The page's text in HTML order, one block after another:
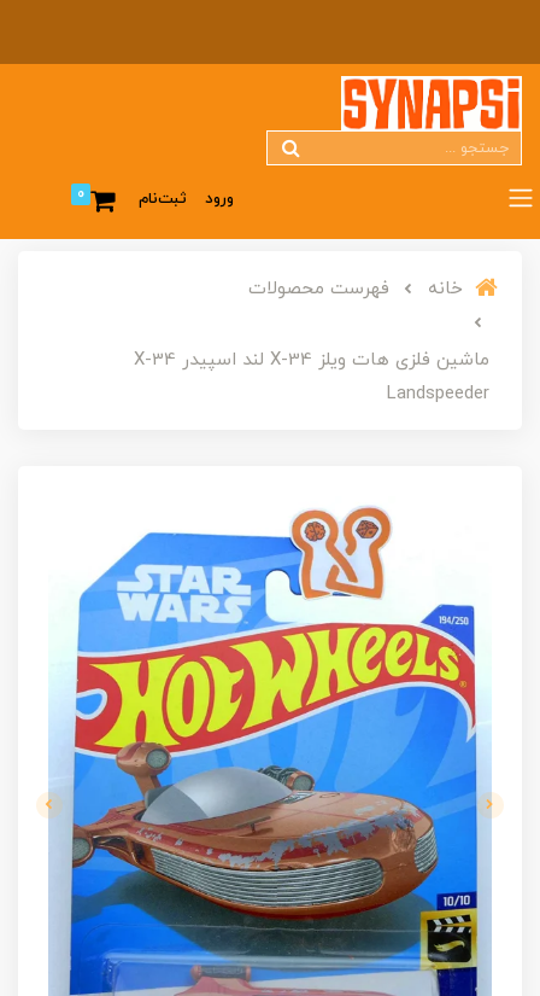
ورود ثبت‌نام 0
خانه فهرست محصولات
ماشین فلزی هات ویلز X-34 لند اسپیدر X-34
Landspeeder